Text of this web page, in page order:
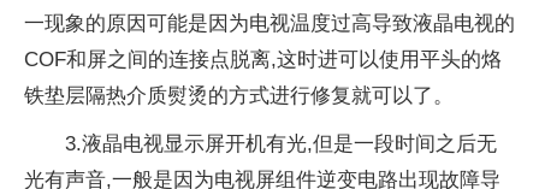
一现象的原因可能是因为电视温度过高导致液晶电视的
COF和屏之间的连接点脱离,这时进可以使用平头的烙
铁垫层隔热介质熨烫的方式进行修复就可以了。
3.液晶电视显示屏开机有光,但是一段时间之后无
光有声音,一般是因为电视屏组件逆变电路出现故障导